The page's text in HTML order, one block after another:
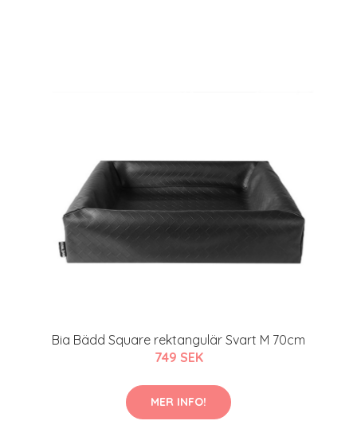
Bia Bädd Square rektangulär Svart M 70cm
749 SEK
MER INFO!